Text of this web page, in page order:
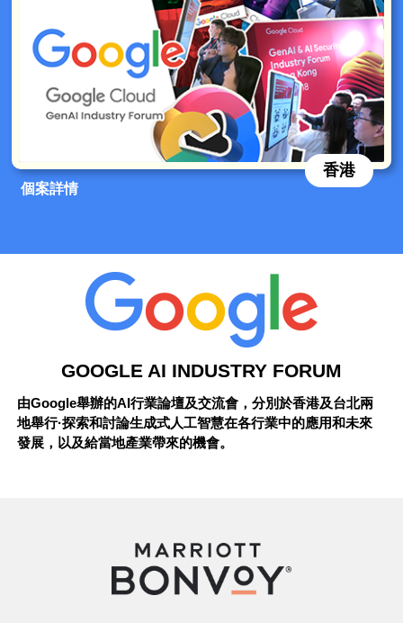
個案詳情
香港
GOOGLE AI INDUSTRY FORUM
由Google舉辦的AI行業論壇及交流會，分別於香港及台北兩
地舉行·探索和討論生成式人工智慧在各行業中的應用和未來
發展，以及給當地產業帶來的機會。